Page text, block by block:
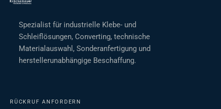
Spezialist für industrielle Klebe- und
Schleiflösungen, Converting, technische
Materialauswahl, Sonderanfertigung und
herstellerunabhängige Beschaffung.
RÜCKRUF ANFORDERN